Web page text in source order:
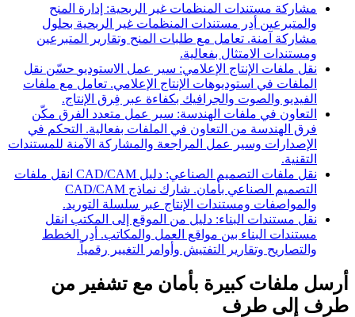
مشاركة مستندات المنظمات غير الربحية: إدارة المنح
والمتبرعين أدِر مستندات المنظمات غير الربحية بحلول
مشاركة آمنة. تعامل مع طلبات المنح وتقارير المتبرعين
ومستندات الامتثال بفعالية.
نقل ملفات الإنتاج الإعلامي: سير عمل الاستوديو حسّن نقل
الملفات في استوديوهات الإنتاج الإعلامي. تعامل مع ملفات
الفيديو والصوت والجرافيك بكفاءة عبر فِرق الإنتاج.
التعاون في ملفات الهندسة: سير عمل متعدد الفرق مكّن
فرق الهندسة من التعاون في الملفات بفعالية. التحكم في
الإصدارات وسير عمل المراجعة والمشاركة الآمنة للمستندات
التقنية.
نقل ملفات التصميم الصناعي: دليل CAD/CAM
انقل ملفات
التصميم الصناعي بأمان. شارك نماذج CAD/CAM
والمواصفات ومستندات الإنتاج عبر سلسلة التوريد.
نقل مستندات البناء: دليل من الموقع إلى المكتب انقل
مستندات البناء بين مواقع العمل والمكاتب. أدِر الخطط
والتصاريح وتقارير التفتيش وأوامر التغيير رقمياً.
أرسل ملفات كبيرة بأمان مع تشفير من
طرف إلى طرف